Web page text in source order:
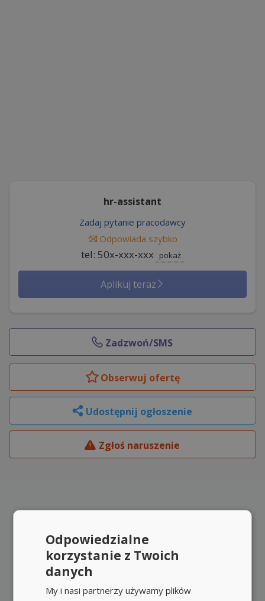
hr-assistant
Zadaj pytanie pracodawcy
Odpowiada szybko
tel: 50x-xxx-xxx pokaż
Aplikuj teraz
Zadzwoń/SMS
Obserwuj ofertę
Udostępnij ogłoszenie
Zgłoś naruszenie
Odpowiedzialne
korzystanie z Twoich
danych
My i nasi partnerzy używamy plików